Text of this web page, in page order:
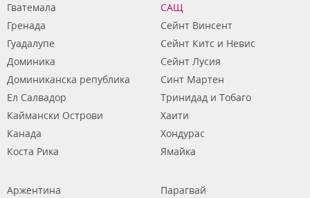
Гватемала
Гренада
Гуадалупе
Доминика
Доминиканска република
Ел Салвадор
Каймански Острови
Канада
Коста Рика
САЩ
Сейнт Винсент
Сейнт Китс и Невис
Сейнт Лусия
Синт Мартен
Тринидад и Тобаго
Хаити
Хондурас
Ямайка
Аржентина
Парагвай